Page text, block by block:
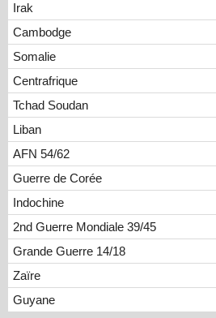
Irak
Cambodge
Somalie
Centrafrique
Tchad Soudan
Liban
AFN 54/62
Guerre de Corée
Indochine
2nd Guerre Mondiale 39/45
Grande Guerre 14/18
Zaïre
Guyane